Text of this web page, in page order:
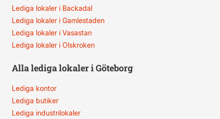
Lediga lokaler i Backadal
Lediga lokaler i Gamlestaden
Lediga lokaler i Vasastan
Lediga lokaler i Olskroken
Alla lediga lokaler i Göteborg
Lediga kontor
Lediga butiker
Lediga industrilokaler